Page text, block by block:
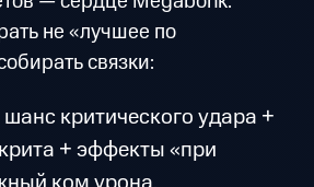
не «лучшее по
связки:
шанс критического удара +
+ эффекты «при